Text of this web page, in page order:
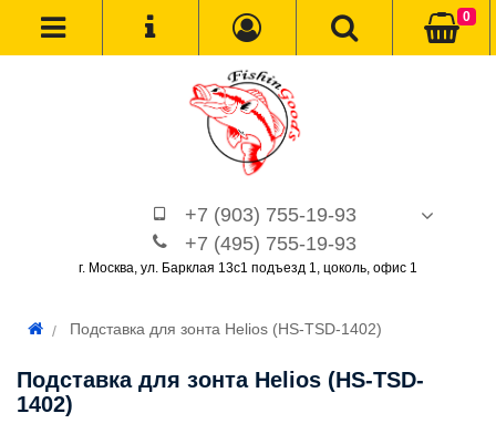
+7 (903) 755-19-93
+7 (495) 755-19-93
г. Москва, ул. Барклая 13с1 подъезд 1, цоколь, офис 1
0
Подставка для зонта Helios (HS-TSD-1402)
Подставка для зонта Helios (HS-TSD-
1402)